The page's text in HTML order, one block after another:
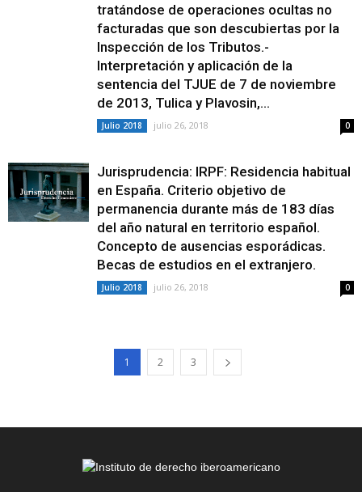
tratándose de operaciones ocultas no
facturadas que son descubiertas por la
Inspección de los Tributos.-
Interpretación y aplicación de la
sentencia del TJUE de 7 de noviembre
de 2013, Tulica y Plavosin,...
Julio 2018 julio 26, 2018 0
Jurisprudencia: IRPF: Residencia habitual
en España. Criterio objetivo de
permanencia durante más de 183 días
del año natural en territorio español.
Concepto de ausencias esporádicas.
Becas de estudios en el extranjero.
Julio 2018 julio 26, 2018 0
1 2 3